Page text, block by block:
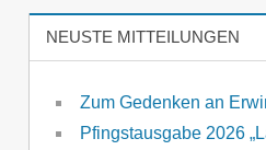
NEUSTE MITTEILUNGEN
Zum Gedenken an
Pfingstausgabe 2026